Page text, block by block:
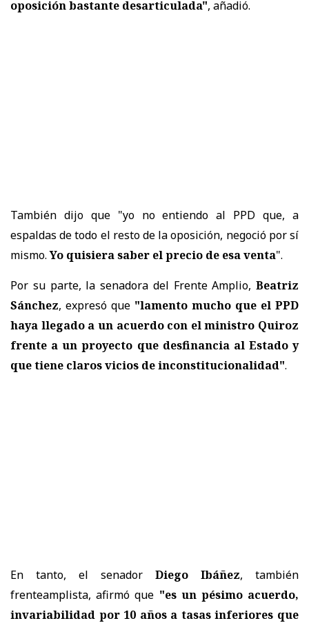
oposición bastante desarticulada", añadió.
También dijo que "yo no entiendo al PPD que, a
espaldas de todo el resto de la oposición, negoció por sí
mismo.Yo quisiera saber el precio de esa venta".
Por su parte, la senadora del Frente Amplio, Beatriz
Sánchez, expresó que "lamento mucho que el PPD
haya llegado a un acuerdo con el ministro Quiroz
frente a un proyecto que desfinancia al Estado y
que tiene claros vicios de inconstitucionalidad".
En tanto, el senador Diego Ibáñez, también
frenteamplista, afirmó que "es un pésimo acuerdo,
invariabilidad por 10 años a tasas inferiores que